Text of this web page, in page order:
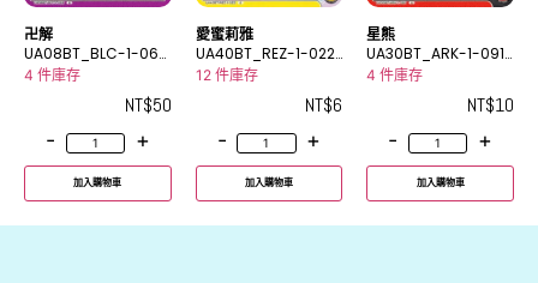
卍解
UA08BT_BLC-1-066
U
4 件庫存
NT$50
-
+
加入購物車
愛蜜莉雅
UA40BT_REZ-1-022
C
12 件庫存
NT$6
-
+
加入購物車
星熊
UA30BT_ARK-1-091
U
4 件庫存
NT$10
-
+
加入購物車